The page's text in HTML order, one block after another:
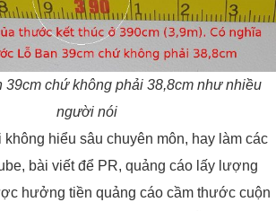
39cm chứ không phải 38,8cm như nhiều
người nói
hiểu sâu chuyên môn, hay làm các
bài viết để PR, quảng cáo lấy lượng
hưởng tiền quảng cáo cầm thước cuộn